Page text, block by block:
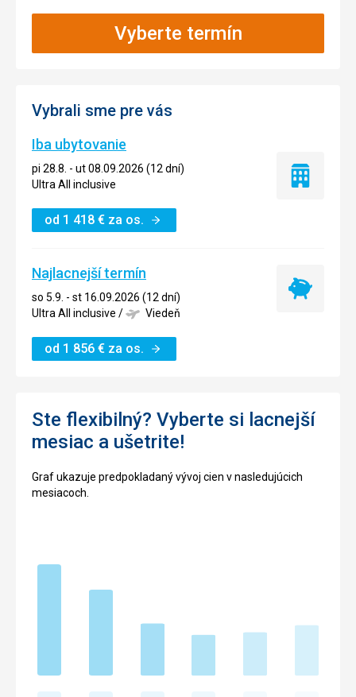
Vyberte termín
Vybrali sme pre vás
Iba ubytovanie
pi 28.8. - ut 08.09.2026 (12 dní)
Ultra All inclusive
od 1 418 € za os.
Iba
Najlacnejší termín
so 5.9. - st 16.09.2026 (12 dní)
Ultra All inclusive / Viedeň
od 1 856 € za os.
Najlacnejší
Ste flexibilný? Vyberte si lacnejší
mesiac a ušetrite!
Graf ukazuje predpokladaný vývoj cien v nasledujúcich
mesiacoch.